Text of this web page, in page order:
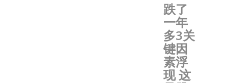
跌了
一年
多3关
键因
素浮
现 这